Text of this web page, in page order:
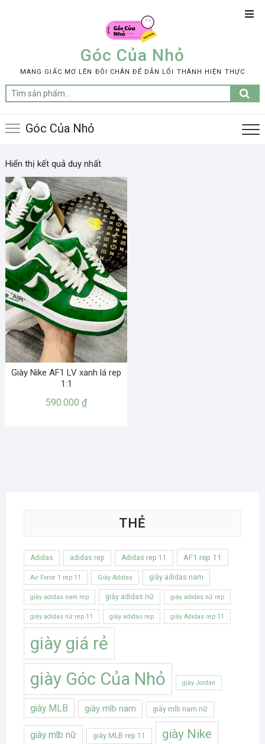
Góc Của Nhỏ
MANG GIẤC MƠ LÊN ĐÔI CHÂN ĐỂ DẪN LỐI THÀNH HIỆN THỰC
Tìm
kiếm:
Góc Của Nhỏ
Hiển thị kết quả duy nhất
Giày Nike AF1 LV xanh lá rep
1:1
590.000₫
THẺ
Adidas adidas rep Adidas rep 11 AF1 rep 11
Air Force 1 rep 11 Giày Adidas giày adidas nam
giày adidas nam rep giày adidas nữ giày adidas nữ rep
giày adidas nữ rep 11 giày adidas rep giày Adidas rep 11
giày giá rẻ
giày Góc Của Nhỏ
giày Jordan
giày MLB giày mlb nam giày mlb nam nữ
giày mlb nữ giày MLB rep 11 giày Nike